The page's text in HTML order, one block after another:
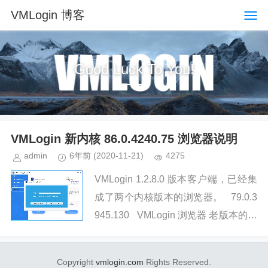
VMLogin 博客
Good Luck To You!
VMLogin 新内核 86.0.4240.75 浏览器说明
admin 6年前 (2020-11-21) 4275
VMLogin 1.2.8.0 版本客户端，已经集
成了两个内核版本的浏览器。 79.0.3
945.130 VMLogin 浏览器 老版本的内
Copyright vmlogin.com Rights Reserved.